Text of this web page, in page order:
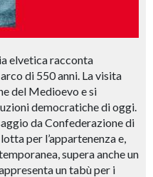
elvetica racconta
di 550 anni. La visita
del Medioevo e si
democratiche di oggi.
da Confederazione di
per l’appartenenza e,
supera anche un
un tabù per i